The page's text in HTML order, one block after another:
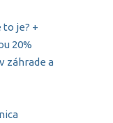
je? +
20%
záhrade a